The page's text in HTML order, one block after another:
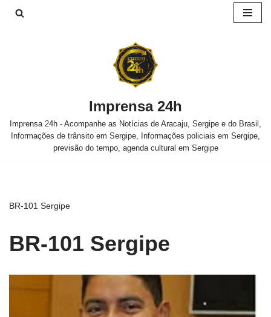
Imprensa 24h
Imprensa 24h - Acompanhe as Notícias de Aracaju, Sergipe e do Brasil,
Informações de trânsito em Sergipe, Informações policiais em Sergipe,
previsão do tempo, agenda cultural em Sergipe
BR-101 Sergipe
BR-101 Sergipe